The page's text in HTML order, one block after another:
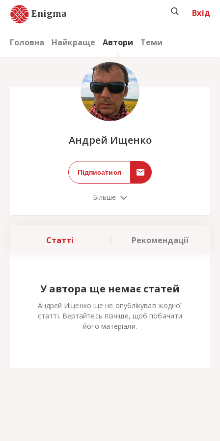
Enigma
Головна Найкраще Автори Теми
Вхід
Андрей Ищенко
Підписатися
Більше
Статті Рекомендації
У автора ще немає статей
Андрей Ищенко ще не опублікував жодної
статті. Вертайтесь пізніше, щоб побачити
його матеріали.